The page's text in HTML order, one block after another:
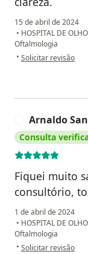
15 de abril de 2024
• HOSPITAL DE
Oftalmologia
• na opinião do
Solicitar revisão
Arnaldo
Consulta
Fiquei muito
consultório,
1 de abril de 2024
• HOSPITAL DE
Oftalmologia
• na opinião do
Solicitar revisão